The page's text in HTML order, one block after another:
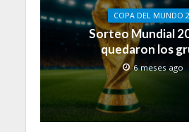
COPA DEL MUNDO
Sorteo Mundial
quedaron los
6 meses ago